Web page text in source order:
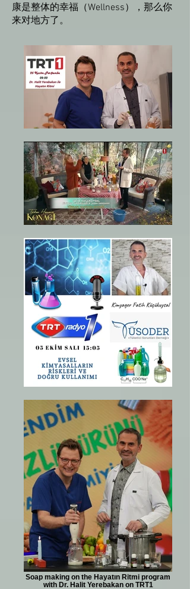
康是整体的幸福（Wellness），那么你
来对地方了。
Soap making on the Hayatın Ritmi program
with Dr. Halit Yerebakan on TRT1